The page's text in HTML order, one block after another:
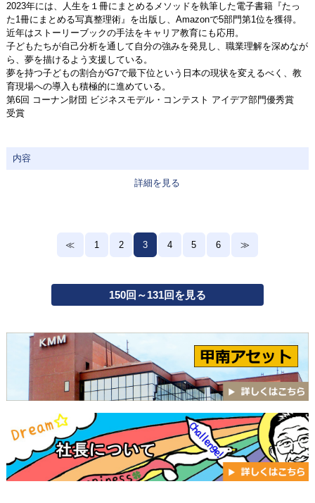
2023年には、人生を１冊にまとめるメソッドを執筆した電子書籍『たっ
た1冊にまとめる写真整理術』を出版し、Amazonで5部門第1位を獲得。
近年はストーリーブックの手法をキャリア教育にも応用。
子どもたちが自己分析を通して自分の強みを発見し、職業理解を深めなが
ら、夢を描けるよう支援している。
夢を持つ子どもの割合がG7で最下位という日本の現状を変えるべく、教
育現場への導入も積極的に進めている。
第6回 コーナン財団 ビジネスモデル・コンテスト アイデア部門優秀賞
受賞
内容
詳細を見る
≪ 1 2 3 4 5 6 ≫
150回～131回を見る